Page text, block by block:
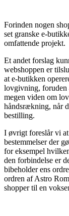
Forinden nogen
set granske e-
omfattende projekt.
Et andet forslag
webshoppen er
at e-butikken
lovgivning, foruden
megen viden om
håndsrækning, når
bestilling.
I øvrigt foreslår vi at
bestemmelser der
for eksempel
den forbindelse er
bibeholder ens
ordren af Astro
shopper til en